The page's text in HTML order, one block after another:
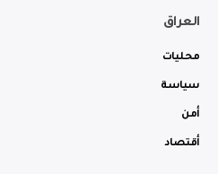
العراق
محليات
سياسة
أمن
أقتصاد